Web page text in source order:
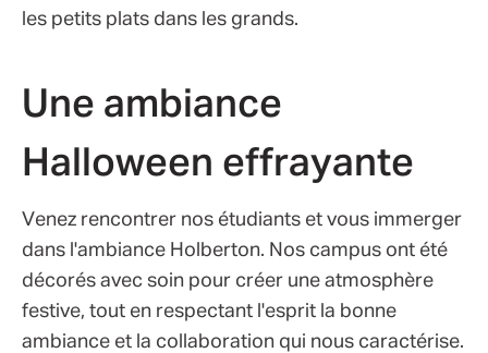
les petits plats dans les grands.
Une ambiance
Halloween effrayante
Venez rencontrer nos étudiants et vous immerger
dans l'ambiance Holberton. Nos campus ont été
décorés avec soin pour créer une atmosphère
festive, tout en respectant l'esprit la bonne
ambiance et la collaboration qui nous caractérise.